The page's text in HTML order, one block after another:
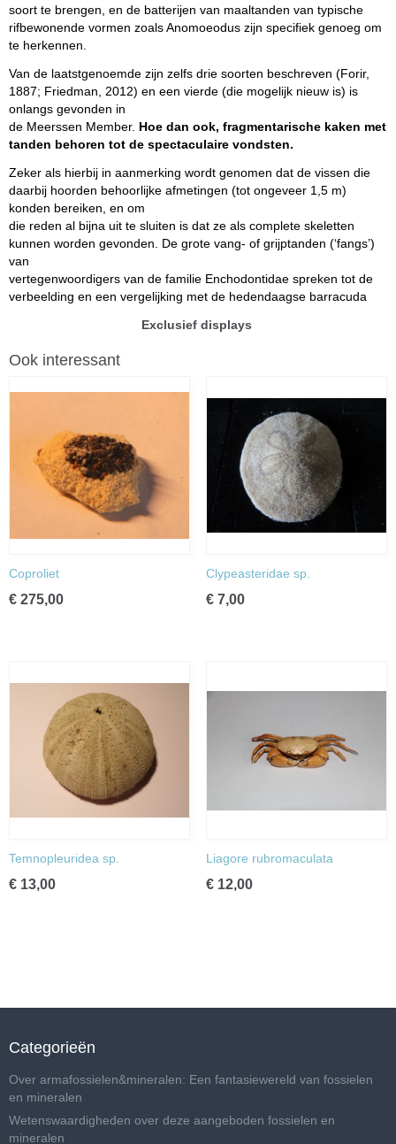
soort te brengen, en de batterijen van maaltanden van typische
rifbewonende vormen zoals Anomoeodus zijn specifiek genoeg om
te herkennen.
Van de laatstgenoemde zijn zelfs drie soorten beschreven (Forir,
1887; Friedman, 2012) en een vierde (die mogelijk nieuw is) is
onlangs gevonden in
de Meerssen Member. Hoe dan ook, fragmentarische kaken met
tanden behoren tot de spectaculaire vondsten.
Zeker als hierbij in aanmerking wordt genomen dat de vissen die
daarbij hoorden behoorlijke afmetingen (tot ongeveer 1,5 m)
konden bereiken, en om
die reden al bijna uit te sluiten is dat ze als complete skeletten
kunnen worden gevonden. De grote vang- of grijptanden (‘fangs’)
van
vertegenwoordigers van de familie Enchodontidae spreken tot de
verbeelding en een vergelijking met de hedendaagse barracuda
Exclusief displays
Ook interessant
Coproliet
€ 275,00
Clypeasteridae sp.
€ 7,00
Temnopleuridea sp.
€ 13,00
Liagore rubromaculata
€ 12,00
Categorieën
Over armafossielen&mineralen: Een fantasiewereld van fossielen
en mineralen
Wetenswaardigheden over deze aangeboden fossielen en
mineralen